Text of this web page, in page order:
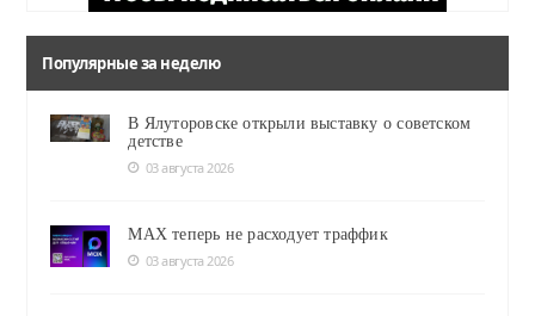
Популярные за неделю
В Ялуторовске открыли выставку о советском
детстве
03 августа 2026
MAX теперь не расходует траффик
03 августа 2026